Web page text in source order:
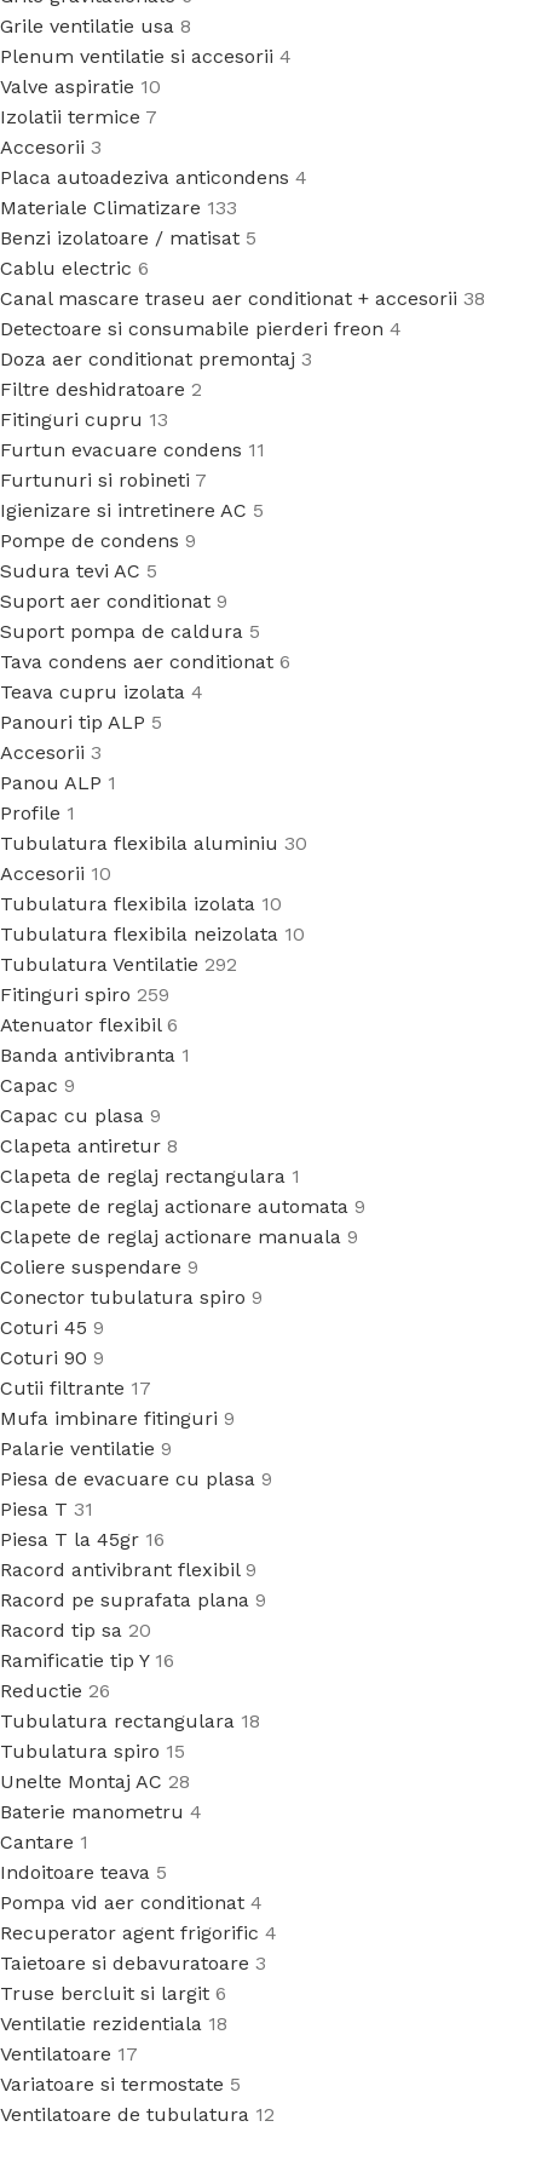
Grile ventilatie usa 8
Plenum ventilatie si accesorii 4
Valve aspiratie 10
Izolatii termice 7
Accesorii 3
Placa autoadeziva anticondens 4
Materiale Climatizare 133
Benzi izolatoare / matisat 5
Cablu electric 6
Canal mascare traseu aer conditionat + accesorii 38
Detectoare si consumabile pierderi freon 4
Doza aer conditionat premontaj 3
Filtre deshidratoare 2
Fitinguri cupru 13
Furtun evacuare condens 11
Furtunuri si robineti 7
Igienizare si intretinere AC 5
Pompe de condens 9
Sudura tevi AC 5
Suport aer conditionat 9
Suport pompa de caldura 5
Tava condens aer conditionat 6
Teava cupru izolata 4
Panouri tip ALP 5
Accesorii 3
Panou ALP 1
Profile 1
Tubulatura flexibila aluminiu 30
Accesorii 10
Tubulatura flexibila izolata 10
Tubulatura flexibila neizolata 10
Tubulatura Ventilatie 292
Fitinguri spiro 259
Atenuator flexibil 6
Banda antivibranta 1
Capac 9
Capac cu plasa 9
Clapeta antiretur 8
Clapeta de reglaj rectangulara 1
Clapete de reglaj actionare automata 9
Clapete de reglaj actionare manuala 9
Coliere suspendare 9
Conector tubulatura spiro 9
Coturi 45 9
Coturi 90 9
Cutii filtrante 17
Mufa imbinare fitinguri 9
Palarie ventilatie 9
Piesa de evacuare cu plasa 9
Piesa T 31
Piesa T la 45gr 16
Racord antivibrant flexibil 9
Racord pe suprafata plana 9
Racord tip sa 20
Ramificatie tip Y 16
Reductie 26
Tubulatura rectangulara 18
Tubulatura spiro 15
Unelte Montaj AC 28
Baterie manometru 4
Cantare 1
Indoitoare teava 5
Pompa vid aer conditionat 4
Recuperator agent frigorific 4
Taietoare si debavuratoare 3
Truse bercluit si largit 6
Ventilatie rezidentiala 18
Ventilatoare 17
Variatoare si termostate 5
Ventilatoare de tubulatura 12